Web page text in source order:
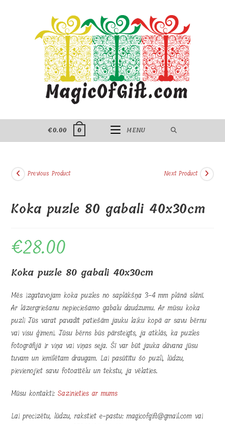
€0.00 0 MENU
Previous Product Next Product
Koka puzle 80 gabali 40x30cm
€28.00
Koka puzle 80 gabali 40x30cm
Mēs izgatavojam koka puzles no saplākšņa 3-4 mm plānā slānī.
Ar lāzergriešanu nepieciešamo gabalu daudzumu. Ar mūsu koka
puzli Jūs varat pavadīt patiešām jauku laiku kopā ar savu bērnu
vai visu ģimeni. Jūsu bērns būs pārsteigts, ja atklās, ka puzles
fotogrāfijā ir viņa vai viņas seja. Šī var būt jauka dāvana jūsu
tuvam un iemīlētam draugam. Lai pasūtītu šo puzli, lūdzu,
pievienojiet savu fotoattēlu un tekstu, ja vēlaties.
Mūsu kontakti:Sazinieties ar mums
Lai precizētu, lūdzu, rakstiet e-pastu: magicofgift@gmail.com vai